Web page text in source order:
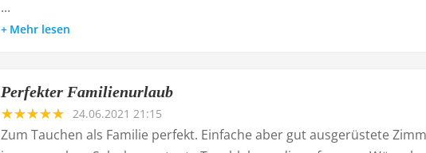
...
Mehr lesen
Perfekter Familienurlaub
24.06.2021 21:15
Zum Tauchen als Familie perfekt. Einfache aber gut ausgerüstete